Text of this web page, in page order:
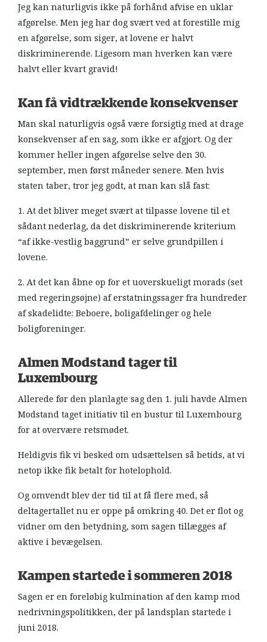
Jeg kan naturligvis ikke på forhånd afvise en uklar
afgørelse. Men jeg har dog svært ved at forestille mig
en afgørelse, som siger, at lovene er halvt
diskriminerende. Ligesom man hverken kan være
halvt eller kvart gravid!
Kan få vidtrækkende konsekvenser
Man skal naturligvis også være forsigtig med at drage
konsekvenser af en sag, som ikke er afgjort. Og der
kommer heller ingen afgørelse selve den 30.
september, men først måneder senere. Men hvis
staten taber, tror jeg godt, at man kan slå fast:
1. At det bliver meget svært at tilpasse lovene til et
sådant nederlag, da det diskriminerende kriterium
“af ikke-vestlig baggrund” er selve grundpillen i
lovene.
2. At det kan åbne op for et uoverskueligt morads (set
med regeringsøjne) af erstatningssager fra hundreder
af skadelidte: Beboere, boligafdelinger og hele
boligforeninger.
Almen Modstand tager til
Luxembourg
Allerede før den planlagte sag den 1. juli havde Almen
Modstand taget initiativ til en bustur til Luxembourg
for at overvære retsmødet.
Heldigvis fik vi besked om udsættelsen så betids, at vi
netop ikke fik betalt for hotelophold.
Og omvendt blev der tid til at få flere med, så
deltagertallet nu er oppe på omkring 40. Det er flot og
vidner om den betydning, som sagen tillægges af
aktive i bevægelsen.
Kampen startede i sommeren 2018
Sagen er en foreløbig kulmination af den kamp mod
nedrivningspolitikken, der på landsplan startede i
juni 2018.